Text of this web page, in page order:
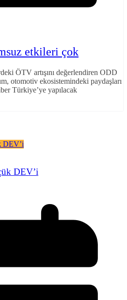
etkileri çok
ÖTV artışını değerlendiren ODD
otomotiv ekosistemindeki paydaşları
Türkiye’ye yapılacak
DEV’i